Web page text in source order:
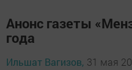
Анонс газеты
года
Ильшат Вагизов, 31 мая